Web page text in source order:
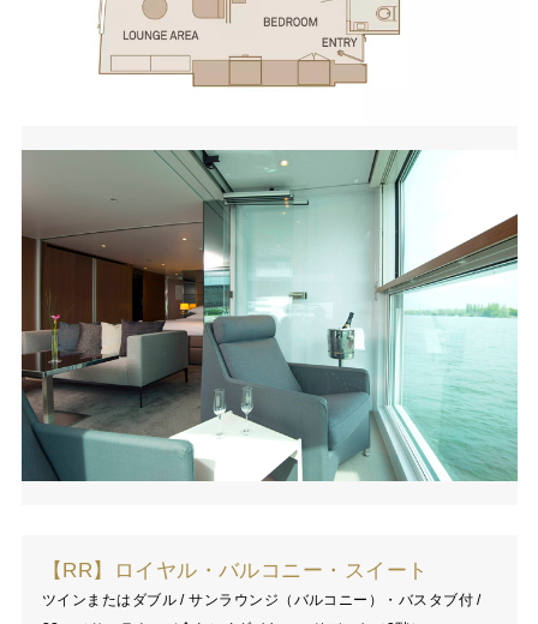
【RR】ロイヤル・バルコニー・スイート
ツインまたはダブル / サンラウンジ（バルコニー）・バスタブ付 /